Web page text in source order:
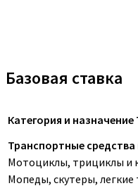
Базовая ставка
Категория и назначение
Транспортные средства
Мотоциклы, трициклы и
Мопеды, скутеры,